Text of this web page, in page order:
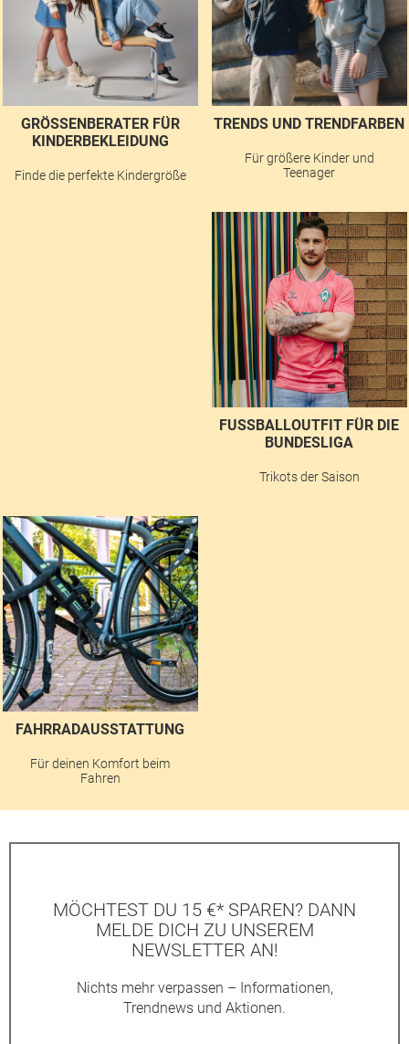
GRÖSSENBERATER FÜR K
INDERBEKLEIDUNG
Finde die perfekte Kindergröße
TRENDS UND TRENDFARBEN
Für größere Kinder und
Teenager
FUSSBALLOUTFIT FÜR DIE B
UNDESLIGA
Trikots der Saison
FAHRRADAUSSTATTUNG
Für deinen Komfort beim
Fahren
MÖCHTEST DU 15 €* SPAREN? DANN
MELDE DICH ZU UNSEREM
NEWSLETTER AN!
Nichts mehr verpassen – Informationen,
Trendnews und Aktionen.